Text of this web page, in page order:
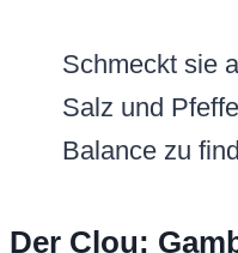
Schmeckt sie
Salz und
Balance zu
Der Clou: